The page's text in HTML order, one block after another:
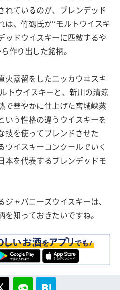
れているのが、ブレンデッド
は、竹鶴氏が“モルトウイスキ
ッドウイスキーに匹敵するや
作り出した銘柄。
火蒸留をしたニッカウヰスキ
トウイスキーと、新川の清涼
で華やかに仕上げた宮城峡蒸
いう性格の違うウイスキーを
技を使ってブレンドさせた
ウイスキーコンクールでいく
本を代表するブレンデッドモ
ジャパニーズウイスキーは、
を知っておきたいですね。